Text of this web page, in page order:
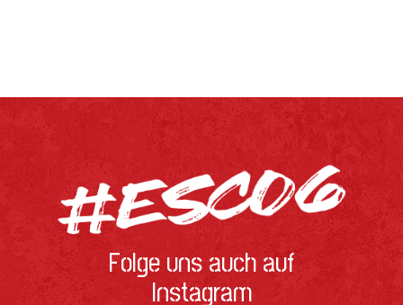
Folge uns auch auf
Instagram